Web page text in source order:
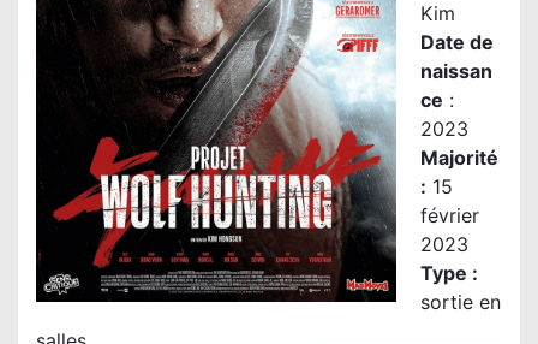
Kim
Date de
naissan
ce :
2023
Majorité
: 15
février
2023
Type :
sortie en